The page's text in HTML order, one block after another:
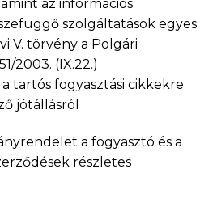
az információs
szolgáltatások egyes
V. törvény a Polgári
2003. (IX.22.)
tartós fogyasztási cikkekre
jótállásról
a fogyasztó és a
részletes